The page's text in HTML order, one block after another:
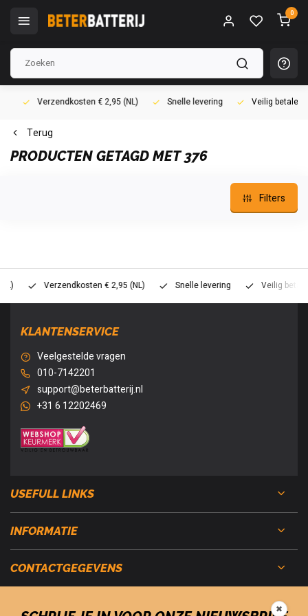
0
Verzendkosten € 2,95 (NL) Snelle levering Veilig betalen
Terug
PRODUCTEN GETAGD MET 376
Filters
Verzendkosten € 2,95 (NL) Snelle levering Veilig betalen
KLANTENSERVICE
Veelgestelde vragen
010-7142201
support@beterbatterij.nl
+31 6 12202469
USEFULL LINKS
INFORMATIE
CONTACTGEGEVENS
✖